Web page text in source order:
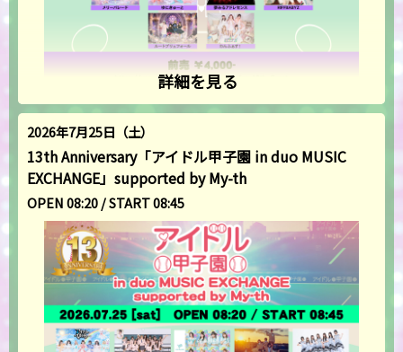
詳細を見る
2026年7月25日（土）
13th Anniversary「アイドル甲子園 in duo MUSIC
EXCHANGE」supported by My-th
OPEN 08:20 / START 08:45